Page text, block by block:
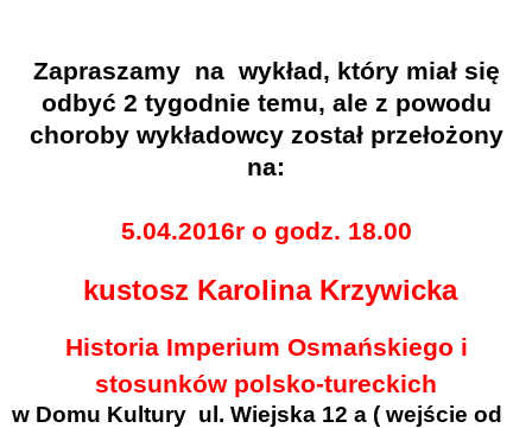
Zapraszamy na wykład, który miał się
odbyć 2 tygodnie temu, ale z powodu
choroby wykładowcy został przełożony
na:
5.04.2016r o godz. 18.00
kustosz Karolina Krzywicka
Historia Imperium Osmańskiego i
stosunków polsko-tureckich
w Domu Kultury ul. Wiejska 12 a ( wejście od